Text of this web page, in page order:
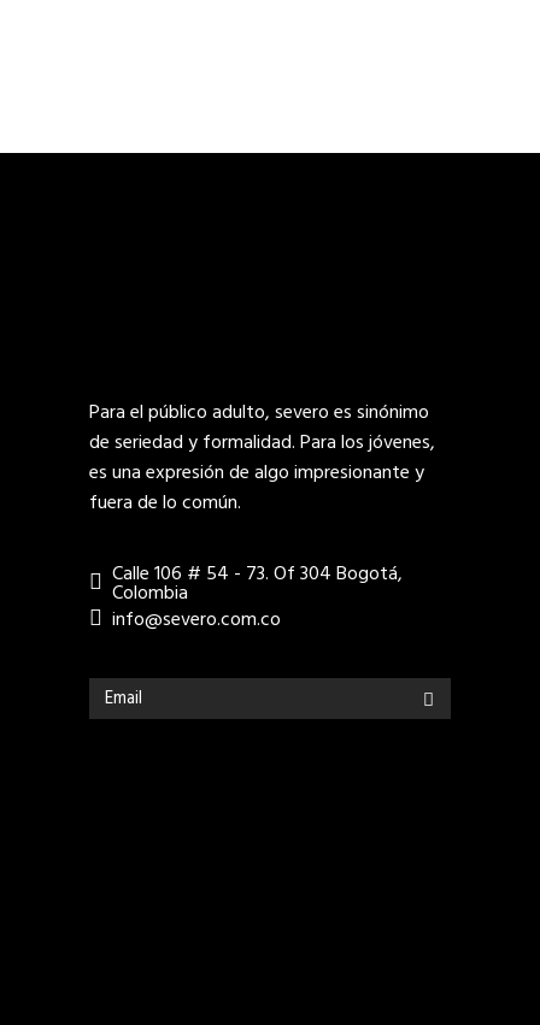
Para el público adulto, severo es sinónimo
de seriedad y formalidad. Para los jóvenes,
es una expresión de algo impresionante y
fuera de lo común.
Calle 106 # 54 - 73. Of 304 Bogotá,
Colombia
info@severo.com.co